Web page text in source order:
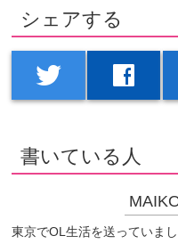
シェアする
twitter facebook
書いている人
東京でOL生活を送っていま